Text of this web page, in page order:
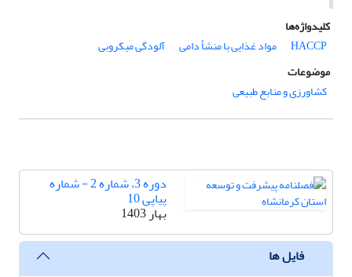
کلیدواژه‌ها
HACCP
مواد غذایی با منشأ دامی
آلودگی میکروبی
موضوعات
کشاورزی و منابع طبیعی
دوره 3، شماره 2 - شماره
پیاپی 10
بهار 1403
فایل ها